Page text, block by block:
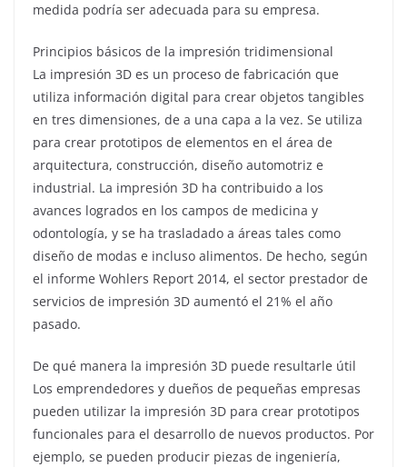
medida podría ser adecuada para su empresa.
Principios básicos de la impresión tridimensional
La impresión 3D es un proceso de fabricación que
utiliza información digital para crear objetos tangibles
en tres dimensiones, de a una capa a la vez. Se utiliza
para crear prototipos de elementos en el área de
arquitectura, construcción, diseño automotriz e
industrial. La impresión 3D ha contribuido a los
avances logrados en los campos de medicina y
odontología, y se ha trasladado a áreas tales como
diseño de modas e incluso alimentos. De hecho, según
el informe Wohlers Report 2014, el sector prestador de
servicios de impresión 3D aumentó el 21% el año
pasado.
De qué manera la impresión 3D puede resultarle útil
Los emprendedores y dueños de pequeñas empresas
pueden utilizar la impresión 3D para crear prototipos
funcionales para el desarrollo de nuevos productos. Por
ejemplo, se pueden producir piezas de ingeniería,